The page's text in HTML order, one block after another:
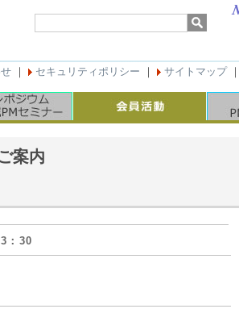
｜ セキュリティポリシー ｜ サイトマップ｜
案内
：30